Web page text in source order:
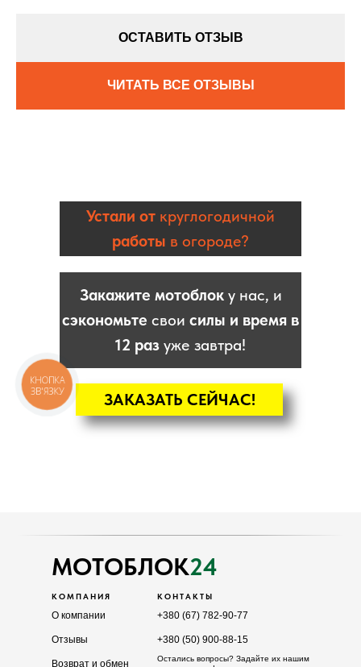
ОСТАВИТЬ ОТЗЫВ
ЧИТАТЬ ВСЕ ОТЗЫВЫ
ЗАКАЗАТЬ СЕЙЧАС!
Закажите мотоблоку нас, и
сэкономьте свои силы и время в
12 раз уже завтра!
Устали от круглогодичной
работы в огороде?
О компании
Возврат и обмен
КОМПАНИЯ
+380 (67) 782-90-77
КОНТАКТЫ
МОТОБЛОК24
Отзывы +380 (50) 900-88-15
Остались вопросы? Задайте их нашим
КНОПКА
ЗВ'ЯЗКУ